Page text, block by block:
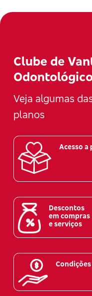
Clube de
Veja algumas
planos
Acesso a
Descontos
em compras
e serviços